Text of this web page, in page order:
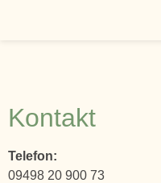
Kontakt
Telefon:
09498 20 900 73